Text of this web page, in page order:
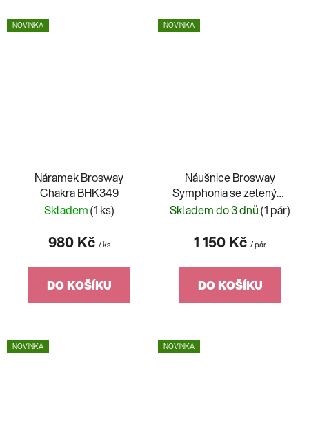
NOVINKA
Náramek Brosway
Chakra BHK349
Skladem(1 ks)
980 Kč / ks
DO KOŠÍKU
NOVINKA
Náušnice Brosway
Symphonia se zelenými
krystaly BYM217
Skladem do 3 dnů(1 pár)
1 150 Kč / pár
DO KOŠÍKU
NOVINKA NOVINKA